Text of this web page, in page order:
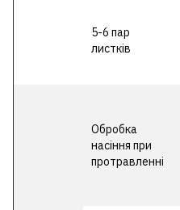
5-6 пар
листків
Обробка
насіння при
протравленні